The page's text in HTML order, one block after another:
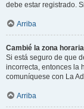
debe estar registrado.
Arriba
Cambié la zona
Si está seguro de que
incorrecta, entonces la
comuníquese con La
Arriba